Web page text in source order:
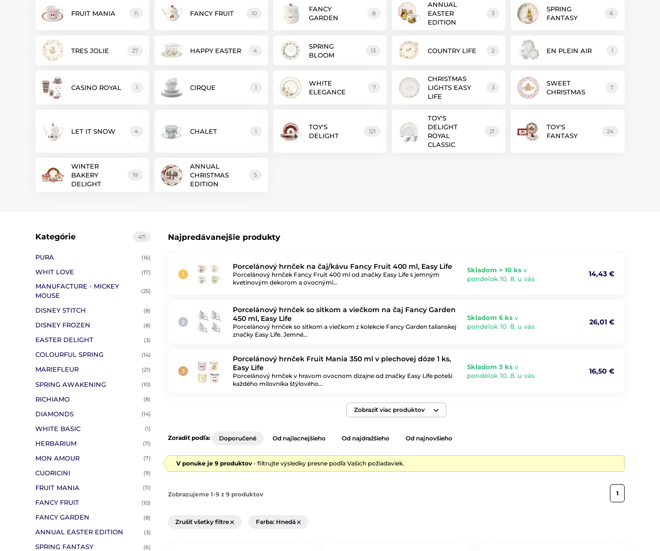
FRUIT MANIA 11 FANCY FRUIT 10
FANCY
GARDEN
8
ANNUAL
EASTER
EDITION
3
SPRING
FANTASY
6
TRES JOLIE 27 HAPPY EASTER 4
SPRING
BLOOM
13 COUNTRY LIFE 2 EN PLEIN AIR 1
CASINO ROYAL 1 CIRQUE 1
WHITE
ELEGANCE
7
CHRISTMAS
LIGHTS EASY
LIFE
3
SWEET
CHRISTMAS
7
LET IT SNOW 4 CHALET 1
TOY'S
DELIGHT
121
TOY'S
DELIGHT
ROYAL
CLASSIC
21
TOY'S
FANTASY
24
WINTER
BAKERY
DELIGHT
19
ANNUAL
CHRISTMAS
EDITION
5
Najpredávanejšie produkty
Porcelánový hrnček na čaj/kávu Fancy Fruit 400 ml, Easy Life
Porcelánový hrnček Fancy Fruit 400 ml od značky Easy Life s jemným
kvetinovým dekorom a ovocnými…
Skladom > 10 ks v
pondelok 10. 8. u vás
14,43 €
Porcelánový hrnček so sitkom a viečkom na čaj Fancy Garden
450 ml, Easy Life
Porcelánový hrnček so sitkom a viečkom z kolekcie Fancy Garden talianskej
značky Easy Life. Jemné…
Skladom 6 ks v
pondelok 10. 8. u vás
26,01 €
Porcelánový hrnček Fruit Mania 350 ml v plechovej dóze 1 ks,
Easy Life
Porcelánový hrnček v hravom ovocnom dizajne od značky Easy Life poteší
každého milovníka štýlového…
Skladom 3 ks v
pondelok 10. 8. u vás
16,50 €
Zobraziť viac produktov
471
Kategórie
PURA (16)
WHIT LOVE (17)
MANUFACTURE - MICKEY
MOUSE
(25)
DISNEY STITCH (8)
DISNEY FROZEN (8)
EASTER DELIGHT (3)
COLOURFUL SPRING (14)
MARIEFLEUR (21)
SPRING AWAKENING (10)
RICHIAMO (8)
DIAMONDS (14)
WHITE BASIC (1)
HERBARIUM (11)
MON AMOUR (7)
CUORICINI (9)
FRUIT MANIA (11)
FANCY FRUIT (10)
FANCY GARDEN (8)
ANNUAL EASTER EDITION (3)
SPRING FANTASY (6)
Zoradiť podľa: Doporučené Od najlacnejšieho Od najdražšieho Od najnovšieho
V ponuke je 9 produktov - filtrujte výsledky presne podľa Vašich požiadaviek.
Zobrazujeme 1-9 z 9 produktov 1
Zrušiť všetky filtre Farba: Hnedá